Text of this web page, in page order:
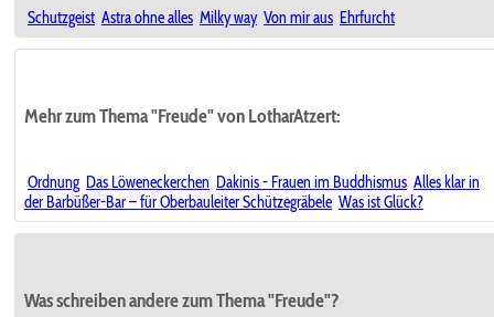
Schutzgeist Astra ohne alles Milky way Von mir aus Ehrfurcht
Mehr zum Thema "Freude" von LotharAtzert:
Ordnung Das Löweneckerchen Dakinis - Frauen im Buddhismus Alles klar in
der Barbüßer-Bar – für Oberbauleiter Schützegräbele Was ist Glück?
Was schreiben andere zum Thema "Freude"?